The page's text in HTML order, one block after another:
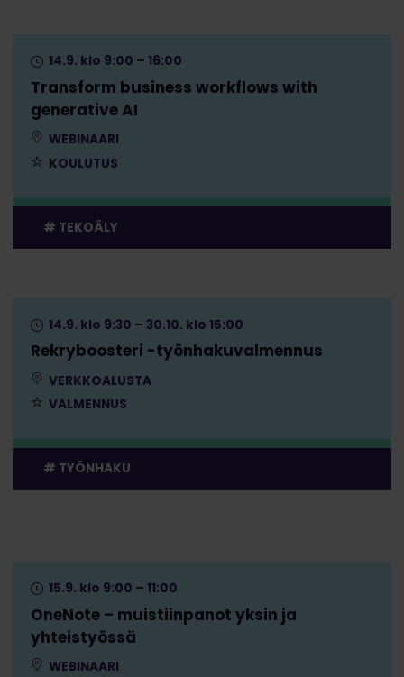
Transform business workflows with
generative AI
14.9. klo 9:00 – 16:00
WEBINAARI
KOULUTUS
TEKOÄLY
Rekryboosteri -työnhakuvalmennus
14.9. klo 9:30 – 30.10. klo 15:00
VERKKOALUSTA
VALMENNUS
TYÖNHAKU
OneNote – muistiinpanot yksin ja
yhteistyössä
15.9. klo 9:00 – 11:00
WEBINAARI